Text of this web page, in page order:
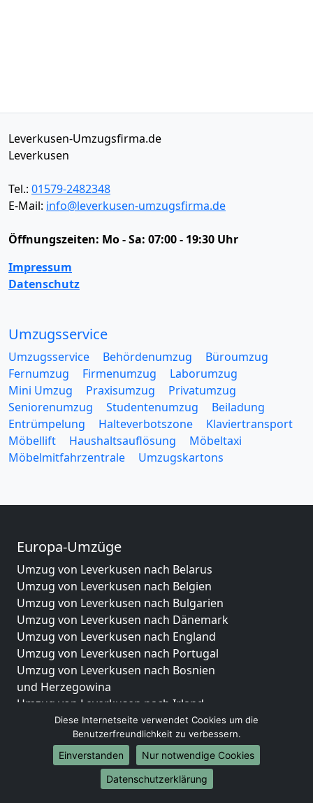
Leverkusen-Umzugsfirma.de
Leverkusen
Tel.: 01579-2482348
E-Mail: info@leverkusen-umzugsfirma.de
Öffnungszeiten: Mo - Sa: 07:00 - 19:30 Uhr
Impressum
Datenschutz
Umzugsservice
Umzugsservice Behördenumzug
Büroumzug
Fernumzug
Firmenumzug
Laborumzug
Mini Umzug
Praxisumzug
Privatumzug
Seniorenumzug
Studentenumzug
Beiladung
Entrümpelung
Halteverbotszone
Klaviertransport
Möbellift
Haushaltsauflösung
Möbeltaxi
Möbelmitfahrzentrale
Umzugskartons
Europa-Umzüge
Umzug von Leverkusen nach Belarus
Umzug von Leverkusen nach Belgien
Umzug von Leverkusen nach Bulgarien
Umzug von Leverkusen nach Dänemark
Umzug von Leverkusen nach England
Umzug von Leverkusen nach Portugal
Umzug von Leverkusen nach Bosnien
und Herzegowina
Umzug von Leverkusen nach Irland
Umzug von Leverkusen nach Lettland
Umzug von Leverkusen nach Zypern
Umzug von Leverkusen nach Kroatien
Umzug von Leverkusen nach Estland
Umzug von Leverkusen nach Finnland
Diese Internetseite verwendet Cookies um die
Benutzerfreundlichkeit zu verbessern.
Einverstanden
Nur notwendige Cookies
Datenschutzerklärung